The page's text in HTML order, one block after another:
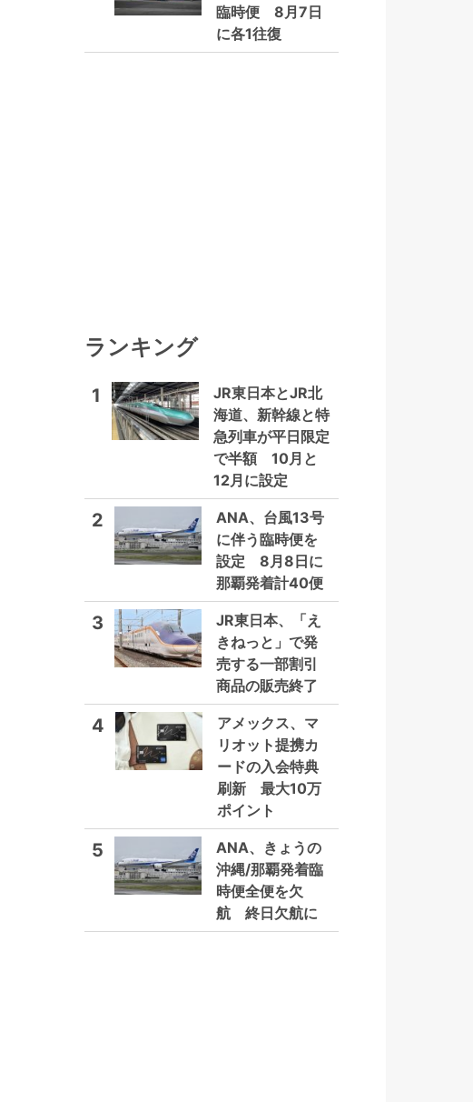
臨時便 8月7日
に各1往復
ランキング
1
JR東日本とJR北
海道、新幹線と特
急列車が平日限定
で半額 10月と
12月に設定
2
ANA、台風13号
に伴う臨時便を
設定 8月8日に
那覇発着計40便
3
JR東日本、「え
きねっと」で発
売する一部割引
商品の販売終了
4
アメックス、マ
リオット提携カ
ードの入会特典
刷新 最大10万
ポイント
5
ANA、きょうの
沖縄/那覇発着臨
時便全便を欠
航 終日欠航に